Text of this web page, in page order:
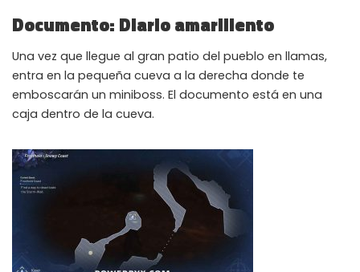
Documento: Diario amarillento
Una vez que llegue al gran patio del pueblo en llamas,
entra en la pequeña cueva a la derecha donde te
emboscarán un miniboss. El documento está en una
caja dentro de la cueva.